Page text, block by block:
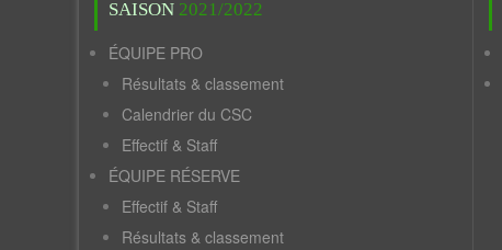
SAISON 2021/2022
ÉQUIPE PRO
Résultats & classement
Calendrier du CSC
Effectif & Staff
ÉQUIPE RÉSERVE
Effectif & Staff
Résultats & classement